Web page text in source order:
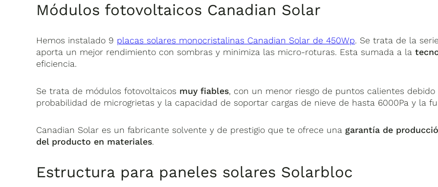
Módulos fotovoltaicos Canadian Solar
Hemos instalado 9 placas solares monocristalinas Canadian Solar de 450Wp. Se trata de la
aporta un mejor rendimiento con sombras y minimiza las micro-roturas. Esta sumada a la
eficiencia.
Se trata de módulos fotovoltaicos muy fiables, con un menor riesgo de puntos calientes
probabilidad de microgrietas y la capacidad de soportar cargas de nieve de hasta 6000Pa y la
Canadian Solar es un fabricante solvente y de prestigio que te ofrece una garantía de
del producto en materiales.
Estructura para paneles solares Solarbloc